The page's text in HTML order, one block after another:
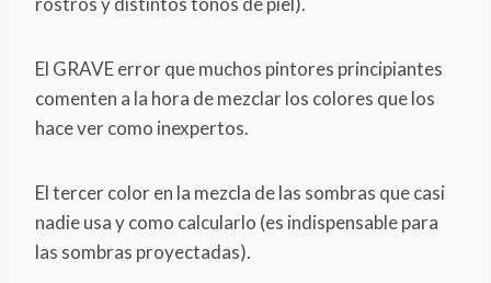
El GRAVE error que muchos pintores principiantes
comenten a la hora de mezclar los colores que los
hace ver como inexpertos.
El tercer color en la mezcla de las sombras que casi
nadie usa y como calcularlo (es indispensable para
las sombras proyectadas).